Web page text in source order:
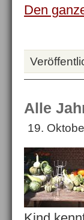
Den
Alle
19.